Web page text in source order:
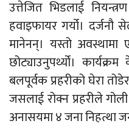
उत्तेजित भिडलाई
हवाइफायर गर्यो। दर्जनौ
मानेनन्। यस्तो अवस्थामा
छोट्याउनुपर्थ्यो।
बलपूर्वक प्रहरीको घेरा
जसलाई रोक्न प्रहरीले
अनासयमा ४ जना निहत्था